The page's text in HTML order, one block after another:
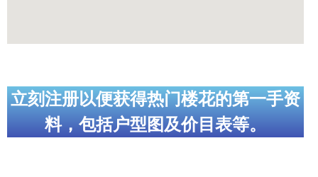
立刻注册以便获得热门楼花的第一手资
料，包括户型图及价目表等。